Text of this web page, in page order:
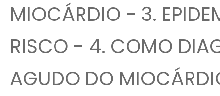
MIOCÁRDIO - 3.
RISCO - 4. COMO
AGUDO DO